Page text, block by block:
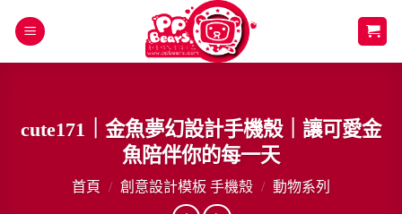
cute171｜金魚夢幻設計手機殼｜讓可愛金
魚陪伴你的每一天
首頁 / 創意設計模板 手機殼 / 動物系列